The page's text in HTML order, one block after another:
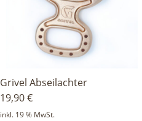
Grivel Abseilachter
19,90€
inkl. 19 % MwSt.